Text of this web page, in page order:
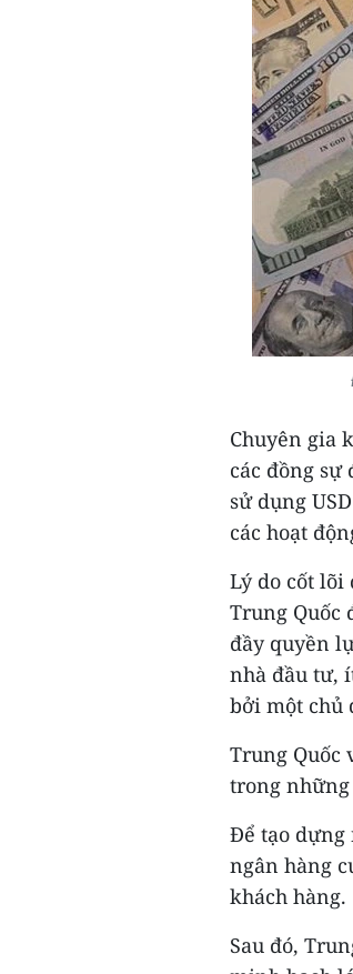
Chuyên gia
các đồng
sử dụng
các hoạt
Lý do cốt lõi
Trung Quốc
đầy quyền
nhà đầu tư,
bởi một chủ
Trung Quốc
trong
Để tạo dựng
ngân hàng
khách hàng.
Sau đó,